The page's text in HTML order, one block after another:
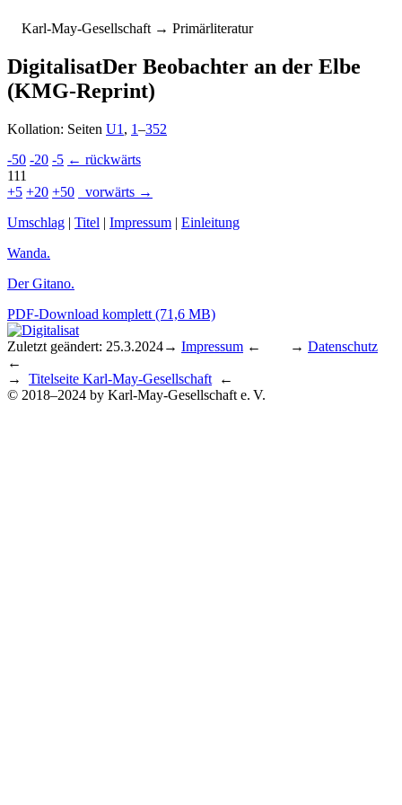
Karl-May-Gesellschaft → Primärliteratur
DigitalisatDer Beobachter an der Elbe
(KMG-Reprint)
Kollation: Seiten U1 , 1–352
-50 -20 -5 ← rückwärts
111
+5 +20 +50
vorwärts →
Umschlag | Titel | Impressum | Einleitung
Wanda.
Der Gitano.
PDF-Download komplett (71,6 MB)
Zuletzt geändert: 25.3.2024→ Impressum ← → Datenschutz
←
→ Titelseite Karl-May-Gesellschaft ←
© 2018–2024 by Karl-May-Gesellschaft e. V.